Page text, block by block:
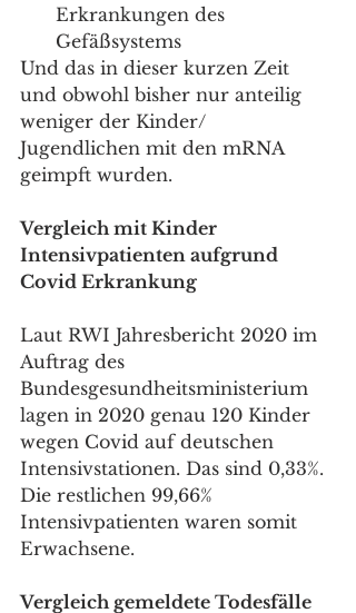
Erkrankungen des
Gefäßsystems
Und das in dieser kurzen Zeit
und obwohl bisher nur anteilig
weniger der Kinder/
Jugendlichen mit den mRNA
geimpft wurden.
Vergleich mit Kinder
Intensivpatienten aufgrund
Covid Erkrankung
Laut RWI Jahresbericht 2020 im
Auftrag des
Bundesgesundheitsministerium
lagen in 2020 genau 120 Kinder
wegen Covid auf deutschen
Intensivstationen. Das sind 0,33%.
Die restlichen 99,66%
Intensivpatienten waren somit
Erwachsene.
Vergleich gemeldete Todesfälle